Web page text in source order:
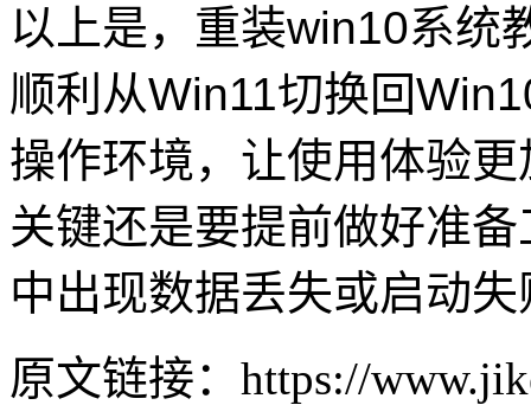
以上是，重装win10系统
顺利从Win11切换回
操作环境，让使用体验
关键还是要提前做好准
中出现数据丢失或启动
原文链接：https://